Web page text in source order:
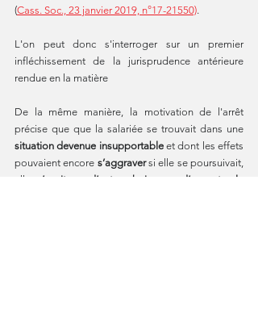
(Cass. Soc., 23 janvier 2019, n°17-21550).
L'on peut donc s'interroger sur un premier
infléchissement de la jurisprudence antérieure
rendue en la matière
De la même manière, la motivation de l'arrêt
situation devenue insupportable et dont les effets
pouvaient encore s’aggraver si elle se poursuivait,
elle
n’avait eu d’autre choix que d’accepter la